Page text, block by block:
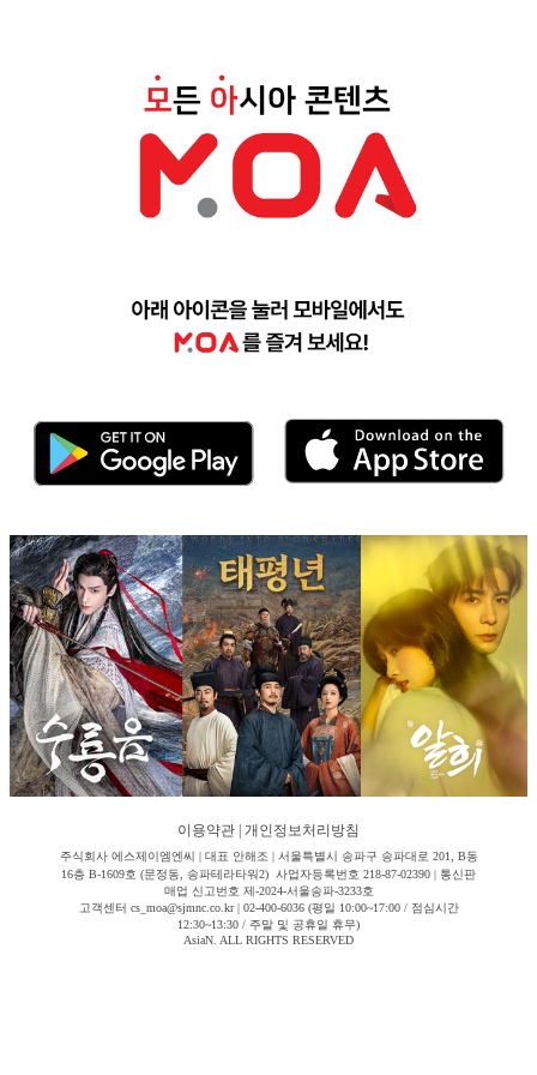
이용약관 개인정보처리방침
주식회사 에스제이엠엔씨 | 대표 안해조 | 서울특별시 송파구 송파대로 201, B동
16층 B-1609호 (문정동, 송파테라타워2) 사업자등록번호 218-87-02390 | 통신판
매업 신고번호 제-2024-서울송파-3233호
고객센터 cs_moa@sjmnc.co.kr | 02-400-6036 (평일 10:00~17:00 / 점심시간
12:30~13:30 / 주말 및 공휴일 휴무)
AsiaN. ALL RIGHTS RESERVED